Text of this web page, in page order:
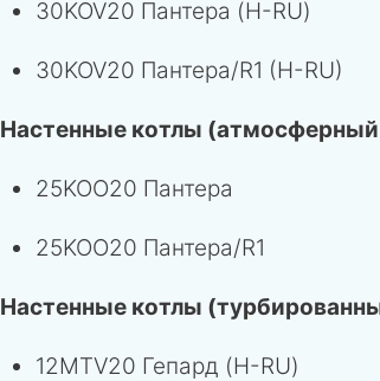
30KOV20 Пантера (H-RU)
30KOV20 Пантера/R1 (H-RU)
Настенные котлы
25KOO20 Пантера
25KOO20 Пантера/R1
Настенные котлы
12MTV20 Гепард (H-RU)